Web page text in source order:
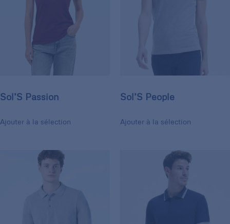
Sol’S Passion
Ajouter à la sélection
Sol’S People
Ajouter à la sélection